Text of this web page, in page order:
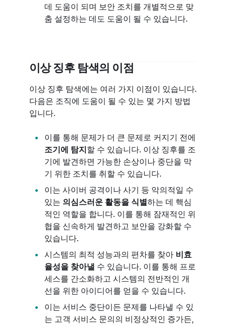
데 도움이 되며 보안 조치를 개별적으로 맞
춤 설정하는 데도 도움이 될 수 있습니다.
이상 징후 탐색의 이점
이상 징후 탐색에는 여러 가지 이점이 있습니다.
다음은 조직에 도움이 될 수 있는 몇 가지 방법
입니다.
이를 통해 문제가 더 큰 문제로 커지기 전에
조기에 탐지할 수 있습니다. 이상 징후를 조
기에 발견하면 가능한 손상이나 중단을 막
기 위한 조치를 취할 수 있습니다.
이는 사이버 공격이나 사기 등 악의적일 수
있는 의심스러운 활동을 식별하는 데 핵심
적인 역할을 합니다. 이를 통해 잠재적인 위
협을 신속하게 발견하고 보안을 강화할 수
있습니다.
시스템의 최적 성능과의 편차를 찾아 비효
율성을 찾아낼 수 있습니다. 이를 통해 프로
세스를 간소화하고 시스템의 전반적인 개
선을 위한 아이디어를 얻을 수 있습니다.
이는 서비스 중단이든 문제를 나타낼 수 있
는 고객 서비스 문의의 비정상적인 증가든,